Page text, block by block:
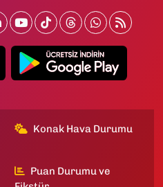
Konak Hava Durumu
Puan Durumu ve